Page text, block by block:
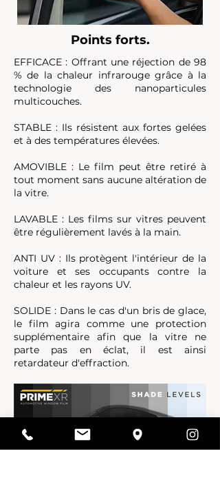
Points forts.
EFFICACE : Offrant une réjection de 98
% de la chaleur infrarouge grâce à la
technologie des nanoparticules
multicouches.
STABLE : Ils résistent aux fortes gelées
et à des températures élevées.
AMOVIBLE : Le film peut être retiré à
tout moment sans aucune altération de
la vitre.
LAVABLE : Les films sur vitres peuvent
être régulièrement lavés à la main.
ANTI UV : Ils protègent l'intérieur de la
voiture et ses occupants contre la
chaleur et les rayons UV.
SOLIDE : Dans le cas d'un bris de glace,
le film agira comme une protection
supplémentaire afin que la vitre ne
parte pas en éclat, il est ainsi
retardateur d'effraction.